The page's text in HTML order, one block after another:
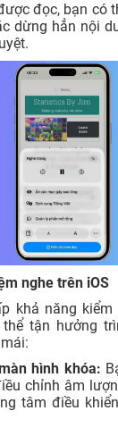
đọc, bạn có
dừng hẳn nội
nghe trên iOS
khả năng
tận hưởng
hình khóa:
chỉnh âm
tâm điều